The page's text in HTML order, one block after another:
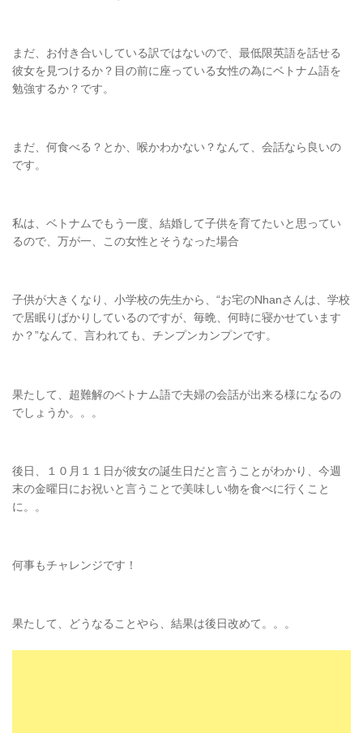
まだ、お付き合いしている訳ではないので、最低限英語を話せる
彼女を見つけるか？目の前に座っている女性の為にベトナム語を
勉強するか？です。
まだ、何食べる？とか、喉かわかない？なんて、会話なら良いの
です。
私は、ベトナムでもう一度、結婚して子供を育てたいと思ってい
るので、万が一、この女性とそうなった場合
子供が大きくなり、小学校の先生から、“お宅のNhanさんは、学校
で居眠りばかりしているのですが、毎晩、何時に寝かせています
か？”なんて、言われても、チンプンカンプンです。
果たして、超難解のベトナム語で夫婦の会話が出来る様になるの
でしょうか。。。
後日、１０月１１日が彼女の誕生日だと言うことがわかり、今週
末の金曜日にお祝いと言うことで美味しい物を食べに行くこと
に。。
何事もチャレンジです！
果たして、どうなることやら、結果は後日改めて。。。